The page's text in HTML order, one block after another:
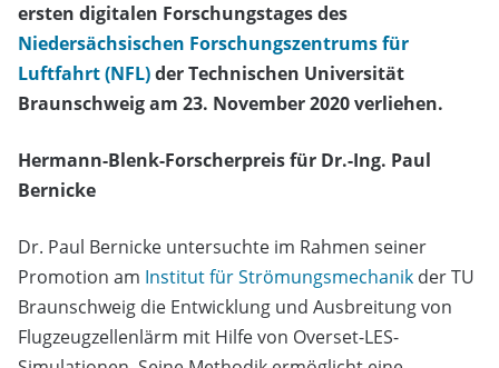
ersten digitalen Forschungstages des
Niedersächsischen Forschungszentrums für
Luftfahrt (NFL)der Technischen Universität
Braunschweig am 23. November 2020 verliehen.
Hermann-Blenk-Forscherpreis für Dr.-Ing. Paul
Bernicke
Dr. Paul Bernicke untersuchte im Rahmen seiner
Promotion am Institut für Strömungsmechanik der TU
Braunschweig die Entwicklung und Ausbreitung von
Flugzeugzellenlärm mit Hilfe von Overset-LES-